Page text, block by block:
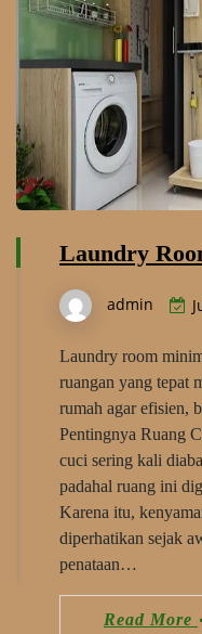
Laundry
admin
Laundry room
ruangan yang tepat
rumah agar efisien,
Pentingnya Ruang
cuci sering kali
padahal ruang ini
Karena itu,
diperhatikan sejak
penataan…
Read More